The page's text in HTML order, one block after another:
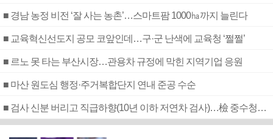
■ 경남 농정 비전 ‘잘 사는 농촌’…스마트팜 1000㏊까지 늘린다
■ 교육혁신선도지 공모 코앞인데…구·군 난색에 교육청 ‘쩔쩔’
■ 르노 못 타는 부산시장…관용차 규정에 막힌 지역기업 응원
■ 마산 원도심 행정·주거복합단지 연내 준공 수순
■ 검사 신분 버리고 직급하향(10년 이하 저연차 검사)…檢 중수청행 기피